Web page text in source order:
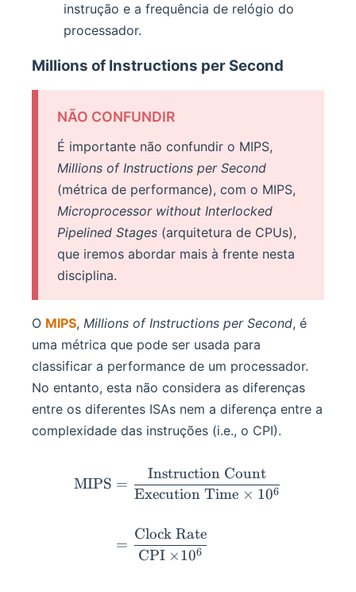
instrução e a frequência de relógio do
processador.
Millions of Instructions per Second
NÃO CONFUNDIR
É importante não confundir o MIPS,
Millions of Instructions per Second
(métrica de performance), com o MIPS,
Microprocessor without Interlocked
Pipelined Stages (arquitetura de CPUs),
que iremos abordar mais à frente nesta
disciplina.
O MIPS, Millions of Instructions per Second, é
uma métrica que pode ser usada para
classificar a performance de um processador.
No entanto, esta não considera as diferenças
entre os diferentes ISAs nem a diferença entre a
complexidade das instruções (i.e., o CPI).
\begin{aligned}
MIPS =
Execution Time × 106
Instruction Count
=
CPI ×106
Clock Rate